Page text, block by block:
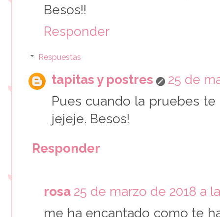
Besos!!
Responder
Respuestas
tapitas y postres
25 de
Pues cuando la pruebes
jejeje. Besos!
Responder
rosa 25 de marzo de 2018 a
me ha encantado como te